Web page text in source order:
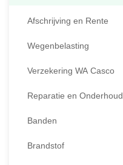
Afschrijving en Rente
Wegenbelasting
Verzekering WA Casco
Reparatie en Onderhoud
Banden
Brandstof